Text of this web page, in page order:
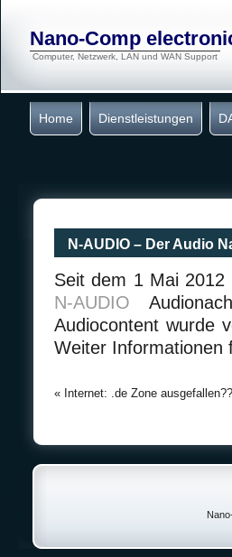
Nano-Comp
Computer, Netzwerk, LAN und WAN Support
Home Dienstleistungen
N-AUDIO – Der Audio
Seit dem 1 Mai 2012
N-AUDIO
Audiocontent wurde
Weiter Informationen
« Internet: .de Zone ausgefallen??